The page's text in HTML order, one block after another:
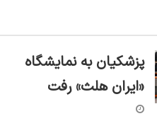
پزشکیان به نمایشگاه
«ایران هلث» رفت